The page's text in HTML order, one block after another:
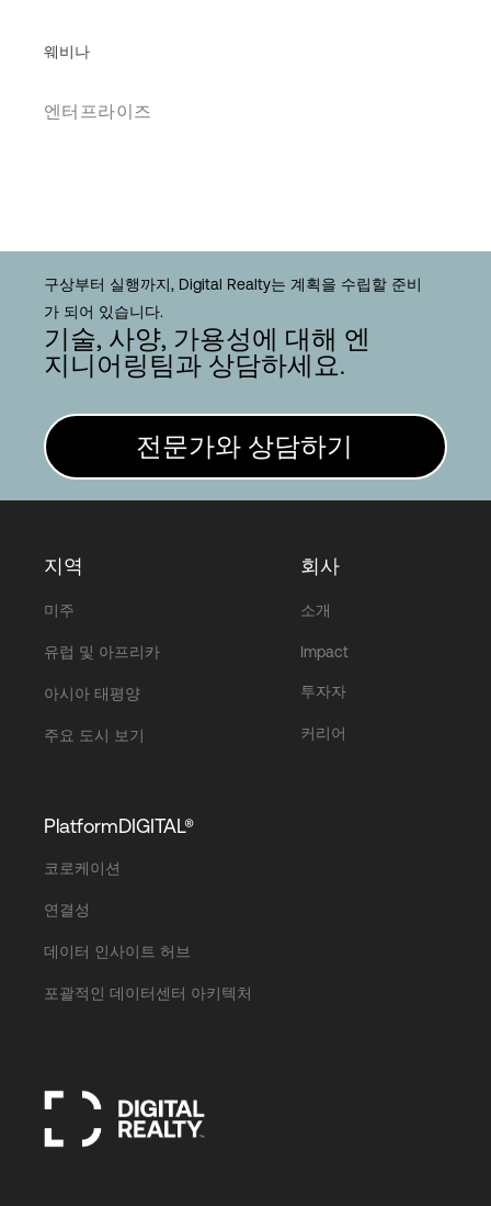
웨비나
엔터프라이즈
구상부터 실행까지, Digital Realty는 계획을 수립할 준비
가 되어 있습니다.
기술, 사양, 가용성에 대해 엔
지니어링팀과 상담하세요.
전문가와 상담하기
지역
미주
유럽 및 아프리카
아시아 태평양
주요 도시 보기
회사
소개
Impact
투자자
커리어
PlatformDIGITAL®
코로케이션
연결성
데이터 인사이트 허브
포괄적인 데이터센터 아키텍처